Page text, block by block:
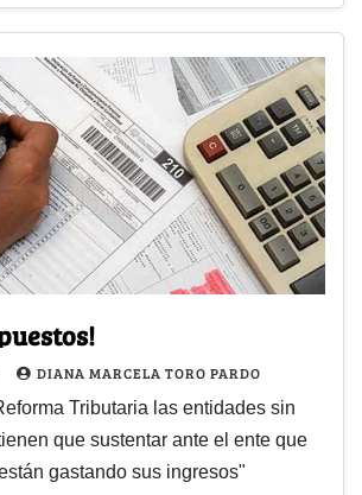
DIANA MARCELA TORO PARDO
Tributaria las entidades sin
que sustentar ante el ente que
gastando sus ingresos"